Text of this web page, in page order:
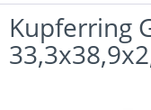
Kupferring